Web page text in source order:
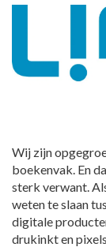
Wij zijn
boekenvak. En
sterk verwant.
weten te slaan
digitale
drukinkt en